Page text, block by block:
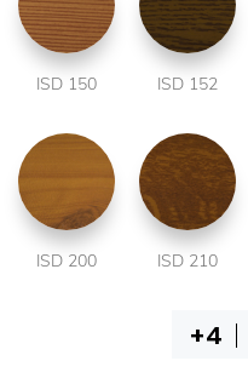
ISD 150 ISD 152
ISD 200 ISD 210